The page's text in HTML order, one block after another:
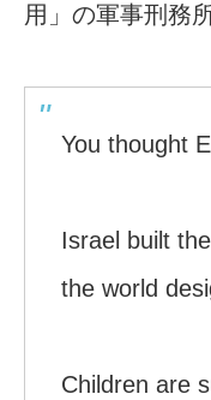
用」の軍事刑務
You thought
Israel built
the world
Children are